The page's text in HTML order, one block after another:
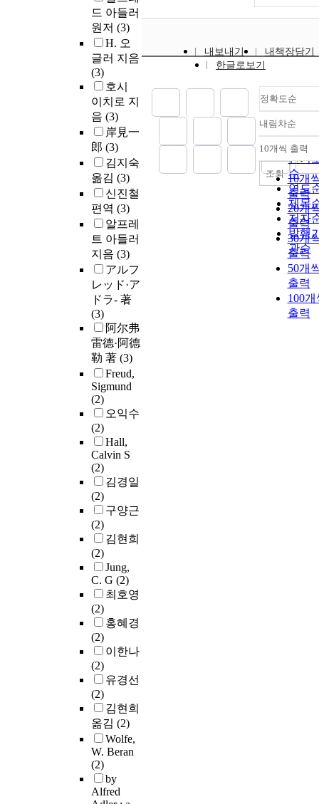
드 아들러
원저 (3)
H. 오
글러 지음
(3)
호시
이치로 지
음 (3)
岸見一
郎 (3)
김지숙
옮김 (3)
신진철
편역 (3)
알프레
트 아들러
지음 (3)
アルフ
レッド·ア
ドラ- 著
(3)
阿尔弗
雷德·阿德
勒 著 (3)
Freud,
Sigmund
(2)
오익수
(2)
Hall,
Calvin S
(2)
김경일
(2)
구양근
(2)
김현희
(2)
Jung,
C. G (2)
최호영
(2)
홍혜경
(2)
이한나
(2)
유경선
(2)
김현희
옮김 (2)
Wolfe,
W. Beran
(2)
by
Alfred
내보내기
내책장담기
한글로보기
정확도순
정확
순
인기
순
연도
제목
저자
발행
관순
내림차순
내림
10개씩 출력
10개
출력
20개
출력
30개
출력
50개
출력
100개
출력
조회